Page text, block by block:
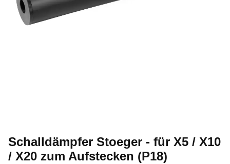
Schalldämpfer Stoeger - für X5 / X10
/ X20 zum Aufstecken (P18)